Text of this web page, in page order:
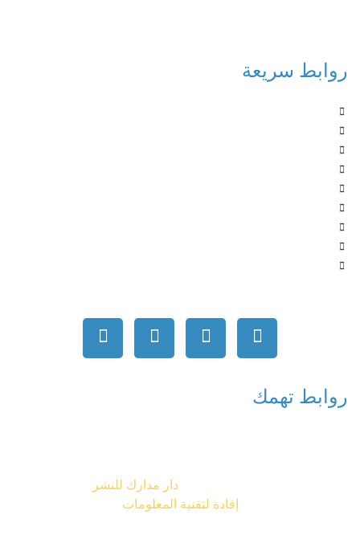
روابط سريعة
روابط تهمك
دار مدارك للنشر
إفادة لتقنية المعلومات